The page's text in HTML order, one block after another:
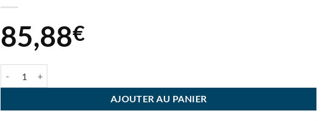
85,88€
AJOUTER AU PANIER